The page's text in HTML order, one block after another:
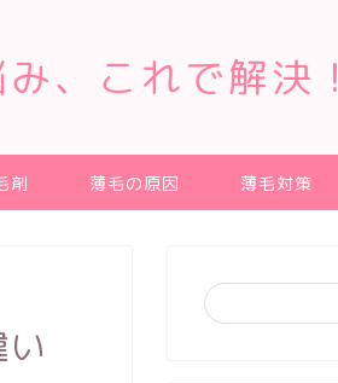
、これで解決！
剤 薄毛の原因 薄毛対策